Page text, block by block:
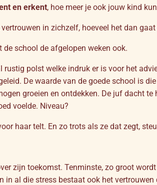
en erkent, hoe meer je ook jouw kind
in zichzelf, hoeveel het dan
school de afgelopen weken ook.
rustig polst welke indruk er is voor het
De waarde van de goede school is
groeien en ontdekken. De juf dacht
voelde. Niveau?
haar telt. En zo trots als ze dat zegt,
zijn toekomst. Tenminste, zo groot
in al die stress bestaat ook het